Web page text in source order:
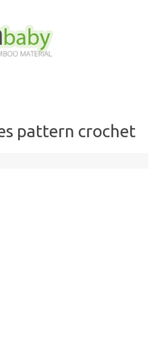
pattern crochet